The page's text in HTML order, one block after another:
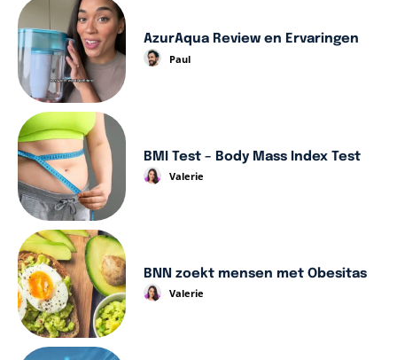
AzurAqua Review en Ervaringen
Paul
BMI Test – Body Mass Index Test
Valerie
BNN zoekt mensen met Obesitas
Valerie